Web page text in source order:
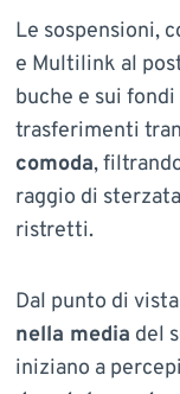
Le sospensioni,
e Multilink al
buche e sui
trasferimenti
comoda,
raggio di
ristretti.
Dal punto di
nella media del
iniziano a